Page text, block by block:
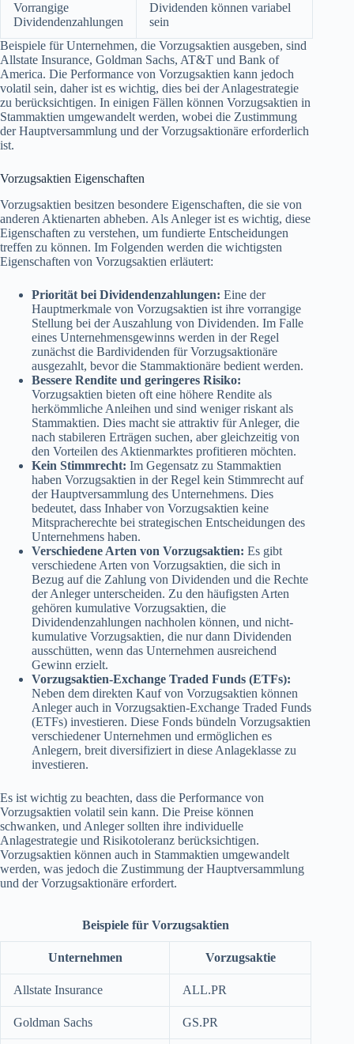
Vorrangige
Dividendenzahlungen
Dividenden können variabel
sein
Beispiele für Unternehmen, die Vorzugsaktien ausgeben, sind
Allstate Insurance, Goldman Sachs, AT&T und Bank of
America. Die Performance von Vorzugsaktien kann jedoch
volatil sein, daher ist es wichtig, dies bei der Anlagestrategie
zu berücksichtigen. In einigen Fällen können Vorzugsaktien in
Stammaktien umgewandelt werden, wobei die Zustimmung
der Hauptversammlung und der Vorzugsaktionäre erforderlich
ist.
Vorzugsaktien Eigenschaften
Vorzugsaktien besitzen besondere Eigenschaften, die sie von
anderen Aktienarten abheben. Als Anleger ist es wichtig, diese
Eigenschaften zu verstehen, um fundierte Entscheidungen
treffen zu können. Im Folgenden werden die wichtigsten
Eigenschaften von Vorzugsaktien erläutert:
Priorität bei Dividendenzahlungen: Eine der
Hauptmerkmale von Vorzugsaktien ist ihre vorrangige
Stellung bei der Auszahlung von Dividenden. Im Falle
eines Unternehmensgewinns werden in der Regel
zunächst die Bardividenden für Vorzugsaktionäre
ausgezahlt, bevor die Stammaktionäre bedient werden.
Bessere Rendite und geringeres Risiko:
Vorzugsaktien bieten oft eine höhere Rendite als
herkömmliche Anleihen und sind weniger riskant als
Stammaktien. Dies macht sie attraktiv für Anleger, die
nach stabileren Erträgen suchen, aber gleichzeitig von
den Vorteilen des Aktienmarktes profitieren möchten.
Kein Stimmrecht: Im Gegensatz zu Stammaktien
haben Vorzugsaktien in der Regel kein Stimmrecht auf
der Hauptversammlung des Unternehmens. Dies
bedeutet, dass Inhaber von Vorzugsaktien keine
Mitspracherechte bei strategischen Entscheidungen des
Unternehmens haben.
Verschiedene Arten von Vorzugsaktien: Es gibt
verschiedene Arten von Vorzugsaktien, die sich in
Bezug auf die Zahlung von Dividenden und die Rechte
der Anleger unterscheiden. Zu den häufigsten Arten
gehören kumulative Vorzugsaktien, die
Dividendenzahlungen nachholen können, und nicht-
kumulative Vorzugsaktien, die nur dann Dividenden
ausschütten, wenn das Unternehmen ausreichend
Gewinn erzielt.
Vorzugsaktien-Exchange Traded Funds (ETFs):
Neben dem direkten Kauf von Vorzugsaktien können
Anleger auch in Vorzugsaktien-Exchange Traded Funds
(ETFs) investieren. Diese Fonds bündeln Vorzugsaktien
verschiedener Unternehmen und ermöglichen es
Anlegern, breit diversifiziert in diese Anlageklasse zu
investieren.
Es ist wichtig zu beachten, dass die Performance von
Vorzugsaktien volatil sein kann. Die Preise können
schwanken, und Anleger sollten ihre individuelle
Anlagestrategie und Risikotoleranz berücksichtigen.
Vorzugsaktien können auch in Stammaktien umgewandelt
werden, was jedoch die Zustimmung der Hauptversammlung
und der Vorzugsaktionäre erfordert.
Beispiele für Vorzugsaktien
Unternehmen Vorzugsaktie
Allstate Insurance ALL.PR
Goldman Sachs GS.PR